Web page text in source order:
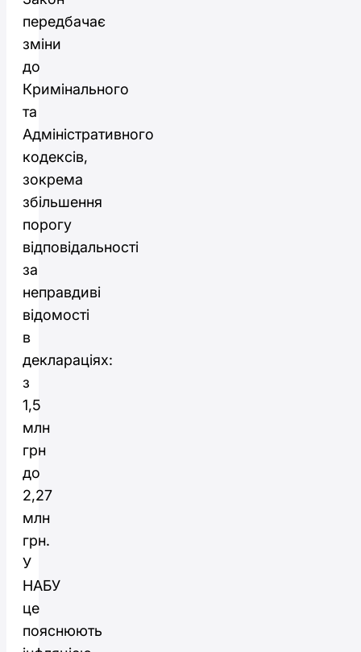
передбачає
зміни
до
Кримінального
та
Адміністративного
кодексів,
зокрема
збільшення
порогу
відповідальності
за
неправдиві
відомості
в
деклараціях:
з
1,5
млн
грн
до
2,27
млн
грн.
У
НАБУ
це
пояснюють